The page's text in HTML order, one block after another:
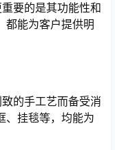
要的是其功能性和
都能为客户提供明
的手工艺而备受消
、挂毯等，均能为